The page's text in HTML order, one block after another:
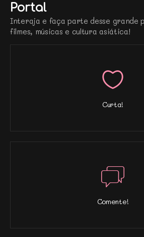
Portal
Interaja e faça parte desse grande
filmes, músicas e cultura asiática!
Curta!
Comente!